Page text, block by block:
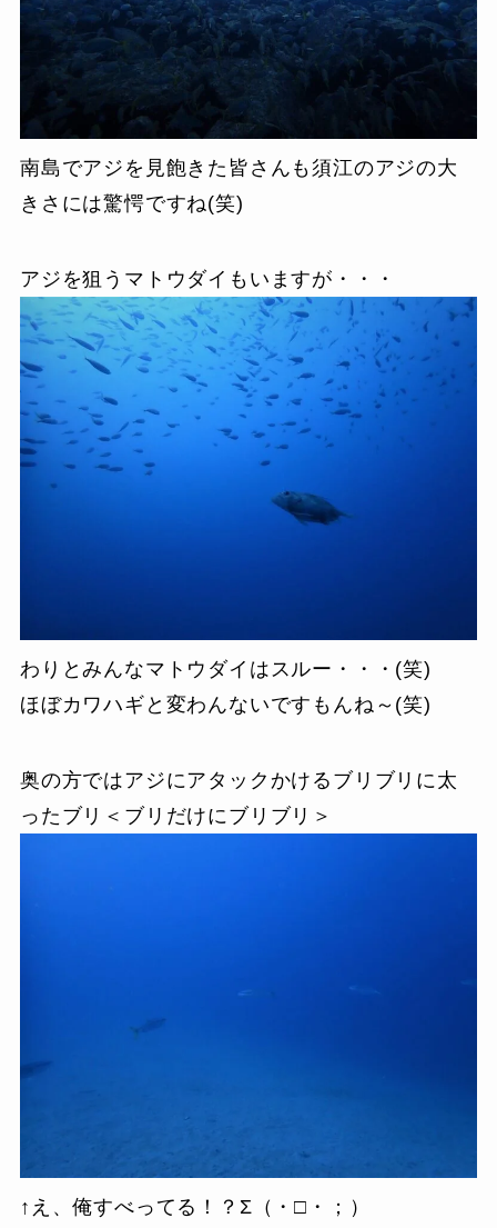
南島でアジを見飽きた皆さんも須江のアジの大
きさには驚愕ですね(笑)
アジを狙うマトウダイもいますが・・・
わりとみんなマトウダイはスルー・・・(笑)
ほぼカワハギと変わんないですもんね～(笑)
奥の方ではアジにアタックかけるブリブリに太
ったブリ＜ブリだけにブリブリ＞
↑え、俺すべってる！？Σ（・□・；）